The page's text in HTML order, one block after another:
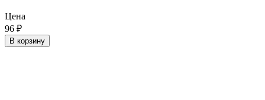
Цена
96 ₽
В корзину